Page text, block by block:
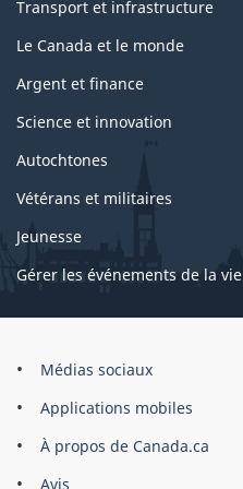
Transport et infrastructure
Le Canada et le monde
Argent et finance
Science et innovation
Autochtones
Vétérans et militaires
Jeunesse
Gérer les événements de la vie
Organisation
gouvernement
du
Canada
Médias sociaux
Applications mobiles
À propos de Canada.ca
Avis